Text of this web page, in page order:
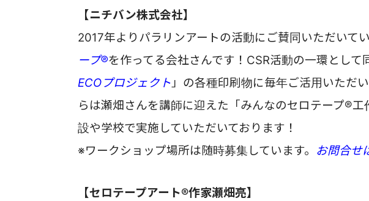
【ニチバン株式会社】
2017年よりパラリンアートの活動にご賛同いただいて
ープ®を作ってる会社さんです！ CSR活動の一環として
ECOプロジェクト」の各種印刷物に毎年ご活用いただい
らは瀬畑さんを講師に迎えた「みんなのセロテープ®工
設や学校で実施していただいております！
※ワークショップ場所は随時募集しています。 お問合せ
【セロテープアート®作家瀬畑亮】